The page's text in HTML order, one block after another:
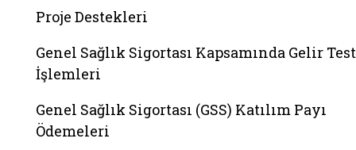
Proje Destekleri
Genel Sağlık Sigortası Kapsamında Gelir
İşlemleri
Genel Sağlık Sigortası (GSS) Katılım Payı
Ödemeleri